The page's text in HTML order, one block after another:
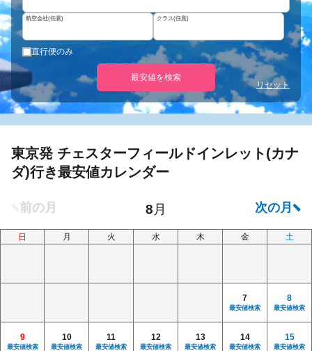
航空会社(任意) クラス(任意)
直行便のみ
最安値を検索
リセット
東京発 チェスターフィールドインレット(カナ
ダ)行き最安値カレンダー
日 月 火 水 木 金 土
7
最安値検索
8
最安値検索
9
最安値検索
10
最安値検索
11
最安値検索
12
最安値検索
13
最安値検索
14
最安値検索
15
最安値検索